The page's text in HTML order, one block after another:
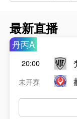
最新直播
丹丙A
20:00
未开赛